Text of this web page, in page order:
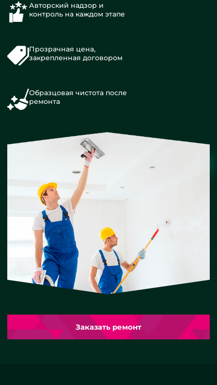
Авторский надзор и
контроль на каждом этапе
Прозрачная цена,
закрепленная договором
Образцовая чистота после
ремонта
Заказать ремонт